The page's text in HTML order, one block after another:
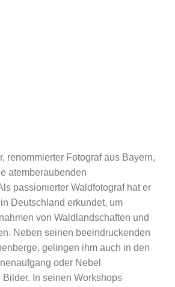
renommierter Fotograf aus Bayern,
atemberaubenden
passionierter Waldfotograf hat er
Deutschland erkundet, um
von Waldlandschaften und
Neben seinen beeindruckenden
gelingen ihm auch in den
oder Nebel
In seinen Workshops